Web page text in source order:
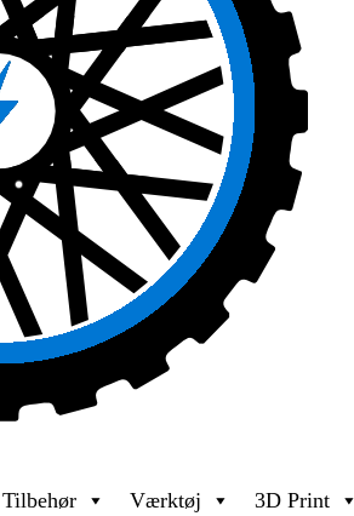
Tilbehør Værktøj 3D Print